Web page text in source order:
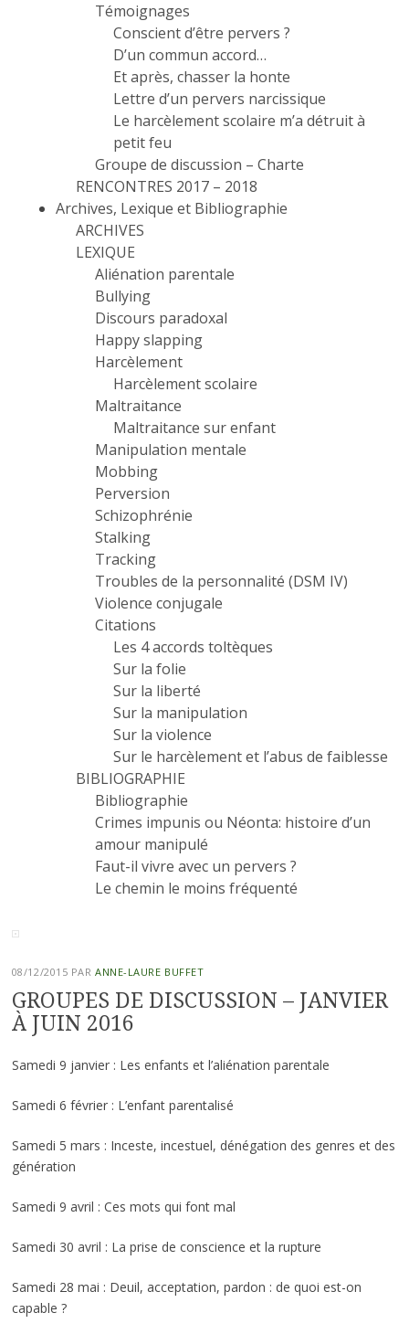
Témoignages
Conscient d’être pervers ?
D’un commun accord…
Et après, chasser la honte
Lettre d’un pervers narcissique
Le harcèlement scolaire m’a détruit à
petit feu
Groupe de discussion – Charte
RENCONTRES 2017 – 2018
Archives, Lexique et Bibliographie
ARCHIVES
LEXIQUE
Aliénation parentale
Bullying
Discours paradoxal
Happy slapping
Harcèlement
Harcèlement scolaire
Maltraitance
Maltraitance sur enfant
Manipulation mentale
Mobbing
Perversion
Schizophrénie
Stalking
Tracking
Troubles de la personnalité (DSM IV)
Violence conjugale
Citations
Les 4 accords toltèques
Sur la folie
Sur la liberté
Sur la manipulation
Sur la violence
Sur le harcèlement et l’abus de faiblesse
BIBLIOGRAPHIE
Bibliographie
Crimes impunis ou Néonta: histoire d’un
amour manipulé
Faut-il vivre avec un pervers ?
Le chemin le moins fréquenté
08/12/2015 PARANNE-LAURE BUFFET
GROUPES DE DISCUSSION – JANVIER
À JUIN 2016
Samedi 9 janvier : Les enfants et l’aliénation parentale
Samedi 6 février : L’enfant parentalisé
Samedi 5 mars : Inceste, incestuel, dénégation des genres et des
génération
Samedi 9 avril : Ces mots qui font mal
Samedi 30 avril : La prise de conscience et la rupture
Samedi 28 mai : Deuil, acceptation, pardon : de quoi est-on
capable ?